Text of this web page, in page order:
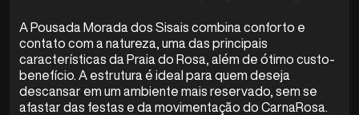
A Pousada Morada dos Sisais combina conforto e
contato com a natureza, uma das principais
características da Praia do Rosa, além de ótimo custo-
benefício. A estrutura é ideal para quem deseja
descansar em um ambiente mais reservado, sem se
afastar das festas e da movimentação do CarnaRosa.